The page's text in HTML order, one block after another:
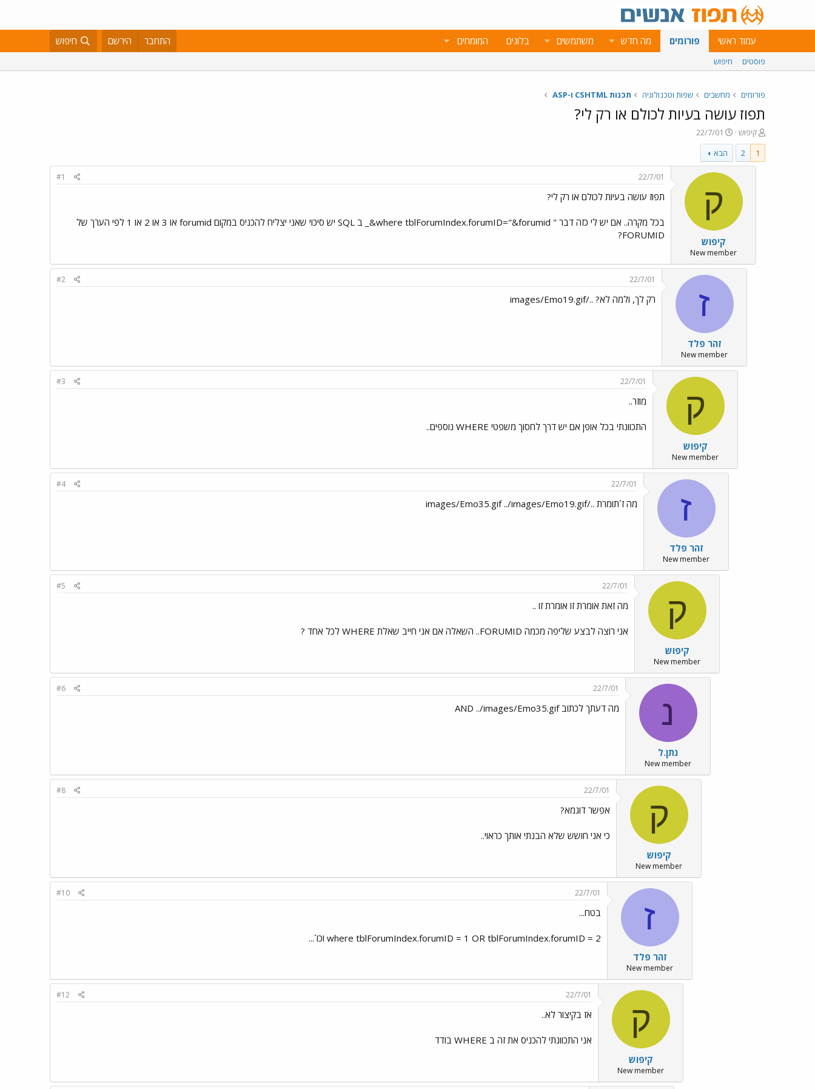
עמוד ראשי פורומים מה חדש משתמשים בלוגים המומחים התחבר הירשם חיפוש
פוסטים חיפוש
פורומים מחשבים שפות וטכנולוגיה תכנות CSHTML ו-ASP
תפוז עושה בעיות לכולם או רק לי?
פ
ו
ת
ח
קיפוש
פ
ו
ר
ס
ם
ת
א
י
ך
22/7/01
1
2 הבא
ק
קיפוש
New member
22/7/01
#1
תפוז עושה בעיות לכולם או רק לי?
בכל מקרה.. אם יש לי כזה דבר " where tblForumIndex.forumID="&forumid&_ ב SQL יש סיכוי שאני יצליח להכניס במקום forumid או 3 או 2 או 1 לפי הערך של
FORUMID?
ז
זהר פלד
New member
22/7/01
#2
רק לך, ולמה לא? ../images/Emo19.gif
ק
קיפוש
New member
22/7/01
#3
מוזר..
התכוונתי בכל אופן אם יש דרך לחסוך משפטי WHERE נוספים..
ז
זהר פלד
New member
22/7/01
#4
מה ז´תומרת ../images/Emo35.gif ../images/Emo19.gif
ק
קיפוש
New member
22/7/01
#5
מה זאת אומרת זו אומרת זו ..
אני רוצה לבצע שליפה מכמה FORUMID.. השאלה אם אני חייב שאלת WHERE לכל אחד ?
נ
נתן.ל
New member
22/7/01
#6
מה דעתך לכתוב AND ../images/Emo35.gif
ק
קיפוש
New member
22/7/01
#8
אפשר דוגמא?
כי אני חושש שלא הבנתי אותך כראוי..
ז
זהר פלד
New member
22/7/01
#10
בטח...
where tblForumIndex.forumID = 1 OR tblForumIndex.forumID = 2 וכו´...
ק
קיפוש
New member
22/7/01
#12
אז בקיצור לא..
אני התכוונתי להכניס את זה ב WHERE בודד